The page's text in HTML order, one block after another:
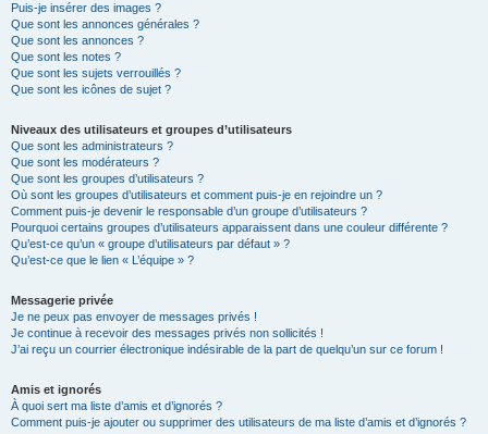
Puis-je insérer des images ?
Que sont les annonces générales ?
Que sont les annonces ?
Que sont les notes ?
Que sont les sujets verrouillés ?
Que sont les icônes de sujet ?
Niveaux des utilisateurs et groupes d’utilisateurs
Que sont les administrateurs ?
Que sont les modérateurs ?
Que sont les groupes d’utilisateurs ?
Où sont les groupes d’utilisateurs et comment puis-je en rejoindre un ?
Comment puis-je devenir le responsable d’un groupe d’utilisateurs ?
Pourquoi certains groupes d’utilisateurs apparaissent dans une couleur différente ?
Qu’est-ce qu’un « groupe d’utilisateurs par défaut » ?
Qu’est-ce que le lien « L’équipe » ?
Messagerie privée
Je ne peux pas envoyer de messages privés !
Je continue à recevoir des messages privés non sollicités !
J’ai reçu un courrier électronique indésirable de la part de quelqu’un sur ce forum !
Amis et ignorés
À quoi sert ma liste d’amis et d’ignorés ?
Comment puis-je ajouter ou supprimer des utilisateurs de ma liste d’amis et d’ignorés ?